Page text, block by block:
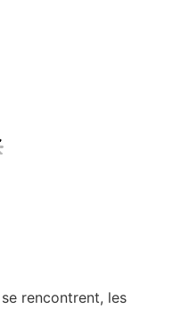
rencontrent, les